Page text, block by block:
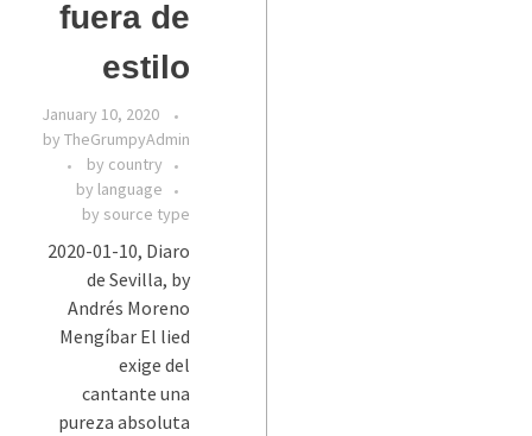
fuera de
estilo
January 10, 2020
by TheGrumpyAdmin
by country
by language
by source type
2020-01-10, Diaro
de Sevilla, by
Andrés Moreno
Mengíbar El lied
exige del
cantante una
pureza absoluta